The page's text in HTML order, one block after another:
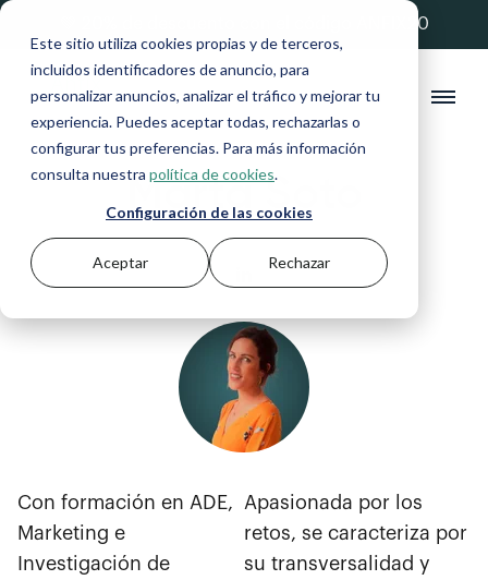
Este sitio utiliza cookies propias y de terceros,
incluidos identificadores de anuncio, para
personalizar anuncios, analizar el tráfico y mejorar tu
experiencia. Puedes aceptar todas, rechazarlas o
configurar tus preferencias. Para más información
consulta nuestra política de cookies.
Configuración de las cookies
Aceptar Rechazar
💚 20% de descuento con el código ANFIX20
Marta Soto
Con formación en ADE,
Marketing e
Investigación de
Apasionada por los
retos, se caracteriza por
su transversalidad y